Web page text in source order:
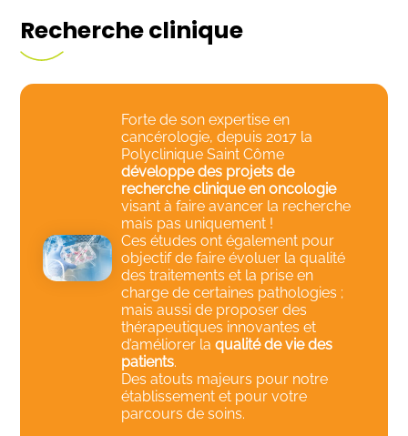
Recherche clinique
Forte de son expertise en
cancérologie, depuis 2017 la
Polyclinique Saint Côme
développe des projets de
recherche clinique en oncologie
visant à faire avancer la recherche
mais pas uniquement !
Ces études ont également pour
objectif de faire évoluer la qualité
des traitements et la prise en
charge de certaines pathologies ;
mais aussi de proposer des
thérapeutiques innovantes et
d’améliorer laqualité de vie des
patients.
Des atouts majeurs pour notre
établissement et pour votre
parcours de soins.